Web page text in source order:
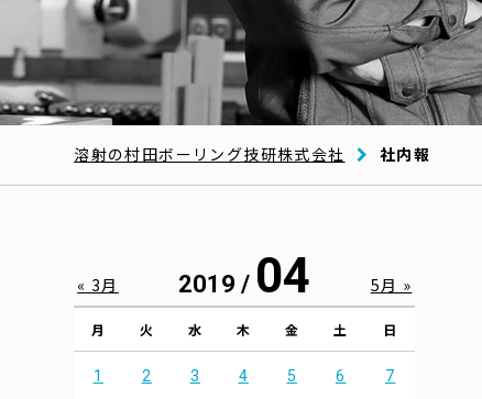
溶射の村田ボーリング技研株式会社 社内報
2019 / 04
月 火 水 木 金 土 日
1 2 3 4 5 6 7
« 3月 5月 »